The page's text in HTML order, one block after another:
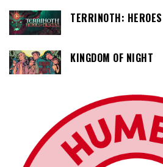
TERRINOTH:
KINGDOM OF NIGHT